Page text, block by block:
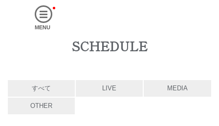
MENU
SCHEDULE
すべて LIVE MEDIA
OTHER